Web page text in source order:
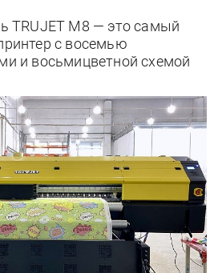
TRUJET M8 — это самый
с восемью
и восьмицветной схемой